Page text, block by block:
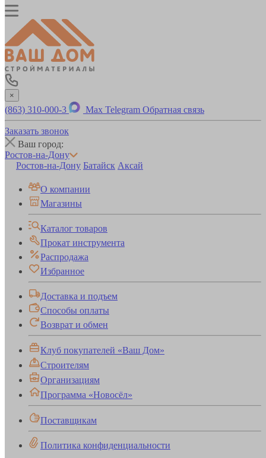
×
(863) 310-000-3 Max Telegram Обратная связь
Заказать звонок
Ваш город:
Ростов-на-Дону
Ростов-на-Дону Батайск Аксай
О компании
Магазины
Каталог товаров
Прокат инструмента
Распродажа
Избранное
Доставка и подъем
Способы оплаты
Возврат и обмен
Клуб покупателей «Ваш Дом»
Строителям
Организациям
Программа «Новосёл»
Поставщикам
Политика конфиденциальности